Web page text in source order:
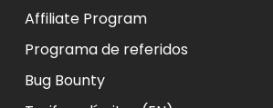
Affiliate Program
Programa de referidos
Bug Bounty